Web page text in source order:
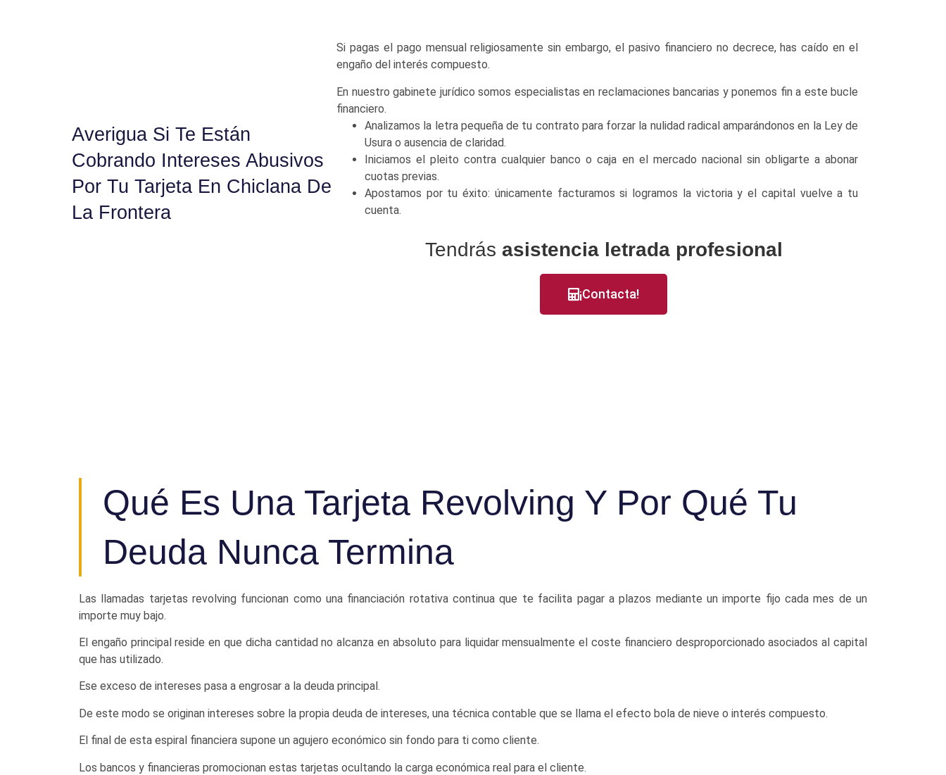
Averigua Si Te Están
Cobrando Intereses Abusivos
Por Tu Tarjeta En Chiclana De
La Frontera
Si pagas el pago mensual religiosamente sin embargo, el pasivo financiero no decrece, has caído en el
engaño del interés compuesto.
En nuestro gabinete jurídico somos especialistas en reclamaciones bancarias y ponemos fin a este bucle
financiero.
Analizamos la letra pequeña de tu contrato para forzar la nulidad radical amparándonos en la Ley de
Usura o ausencia de claridad.
Iniciamos el pleito contra cualquier banco o caja en el mercado nacional sin obligarte a abonar
cuotas previas.
Apostamos por tu éxito: únicamente facturamos si logramos la victoria y el capital vuelve a tu
cuenta.
Tendrás asistencia letrada profesional
¡Contacta!
Qué Es Una Tarjeta Revolving Y Por Qué Tu
Deuda Nunca Termina
Las llamadas tarjetas revolving funcionan como una financiación rotativa continua que te facilita pagar a plazos mediante un importe fijo cada mes de un
importe muy bajo.
El engaño principal reside en que dicha cantidad no alcanza en absoluto para liquidar mensualmente el coste financiero desproporcionado asociados al capital
que has utilizado.
Ese exceso de intereses pasa a engrosar a la deuda principal.
De este modo se originan intereses sobre la propia deuda de intereses, una técnica contable que se llama el efecto bola de nieve o interés compuesto.
El final de esta espiral financiera supone un agujero económico sin fondo para ti como cliente.
Los bancos y financieras promocionan estas tarjetas ocultando la carga económica real para el cliente.